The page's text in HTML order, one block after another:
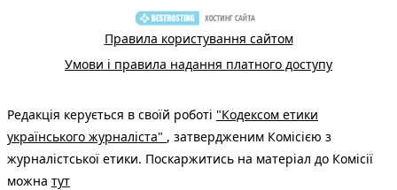
Правила користування сайтом
Умови і правила надання платного доступу
Редакція керується в своїй роботі "Кодексом етики
українського журналіста" , затвердженим Комісією з
журналістської етики. Поскаржитись на матеріал до Комісії
можна тут